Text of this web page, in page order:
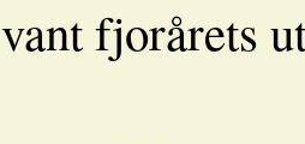
vant fjorårets